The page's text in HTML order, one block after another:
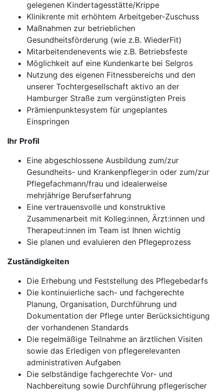
gelegenen Kindertagesstätte/Krippe
Klinikrente mit erhöhtem Arbeitgeber-Zuschuss
Maßnahmen zur betrieblichen
Gesundheitsförderung (wie z.B. WiederFit)
Mitarbeitendenevents wie z.B. Betriebsfeste
Möglichkeit auf eine Kundenkarte bei Selgros
Nutzung des eigenen Fitnessbereichs und den
unserer Tochtergesellschaft aktivo an der
Hamburger Straße zum vergünstigten Preis
Prämienpunktesystem für ungeplantes
Einspringen
Ihr Profil
Eine abgeschlossene Ausbildung zum/zur
Gesundheits- und Krankenpfleger:in oder zum/zur
Pflegefachmann/frau und idealerweise
mehrjährige Berufserfahrung
Eine vertrauensvolle und konstruktive
Zusammenarbeit mit Kolleg:innen, Ärzt:innen und
Therapeut:innen im Team ist Ihnen wichtig
Sie planen und evaluieren den Pflegeprozess
Zuständigkeiten
Die Erhebung und Feststellung des Pflegebedarfs
Die kontinuierliche sach- und fachgerechte
Planung, Organisation, Durchführung und
Dokumentation der Pflege unter Berücksichtigung
der vorhandenen Standards
Die regelmäßige Teilnahme an ärztlichen Visiten
sowie das Erledigen von pflegerelevanten
administrativen Aufgaben
Die selbständige fachgerechte Vor- und
Nachbereitung sowie Durchführung pflegerischer